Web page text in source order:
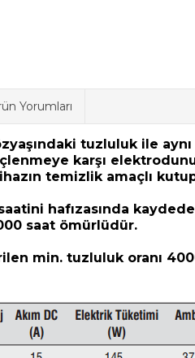
Yorumları
tuzluluk ile
karşı
temizlik amaçlı
hafızasında
saat ömürlüdür.
min. tuzluluk oranı